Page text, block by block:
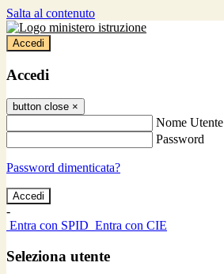
Salta al contenuto
Accedi
Accedi
button close ×
Nome Utente
Password
Password dimenticata?
-
Entra con SPID Entra con CIE
Seleziona utente